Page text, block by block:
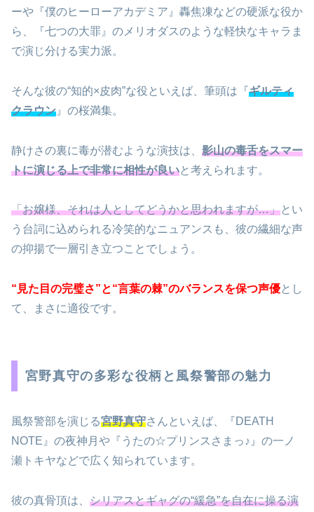
ーや『僕のヒーローアカデミア』轟焦凍などの硬派な役か
ら、『七つの大罪』のメリオダスのような軽快なキャラま
で演じ分ける実力派。
そんな彼の“知的×皮肉”な役といえば、筆頭は『ギルティ
クラウン 』の桜満集。
静けさの裏に毒が潜むような演技は、 影山の毒舌をスマー
トに演じる上で非常に相性が良いと考えられます。
「お嬢様、それは人としてどうかと思われますが…」とい
う台詞に込められる冷笑的なニュアンスも、彼の繊細な声
の抑揚で一層引き立つことでしょう。
“見た目の完璧さ”と“言葉の棘”のバランスを保つ声優とし
て、まさに適役です。
宮野真守の多彩な役柄と風祭警部の魅力
風祭警部を演じる宮野真守さんといえば、『DEATH
NOTE』の夜神月や『うたの☆プリンスさまっ♪』の一ノ
瀬トキヤなどで広く知られています。
彼の真骨頂は、 シリアスとギャグの“緩急”を自在に操る演